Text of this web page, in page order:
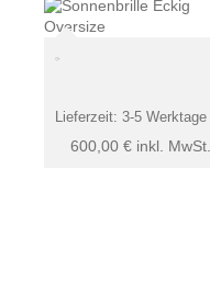
600,00 € inkl. MwSt.
Lieferzeit: 3-5 Werktage